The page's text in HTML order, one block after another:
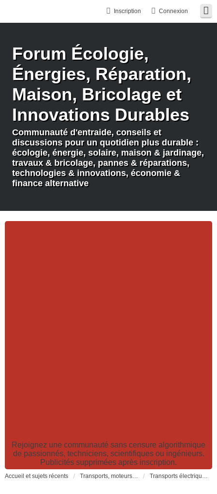
Connexion
Inscription
Forum Écologie,
Énergies, Réparation,
Maison, Bricolage et
Innovations Durables
Communauté d'entraide, conseils et
discussions pour un quotidien plus durable :
écologie, énergie, solaire, maison & jardinage,
travaux & bricolage, pannes & réparations,
technologies & innovations, économie &
finance alternative
Rejoignez une communauté sans censure algorithmique
de passionnés, techniciens, scientifiques ou ingénieurs.
Publicités supprimées après inscription.
Accueil et sujets récents Transports, moteurs et pollution : nouveaux moteurs, transports électriques et innovations technologiques Transports électriques: voitures, vélos, transports collectifs, avions...